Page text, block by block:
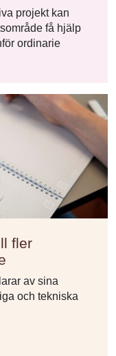
projekt kan
få hjälp
ordinarie
fler
av sina
och tekniska